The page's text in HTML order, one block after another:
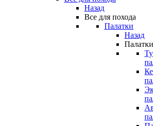
Назад
Все для похода
Палатки
Назад
Палатки